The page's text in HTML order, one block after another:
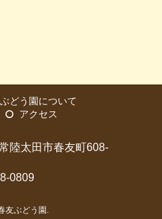
どう園について
アクセス
陸太田市春友町608-
0809
友ぶどう園